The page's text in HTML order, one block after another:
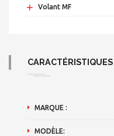
+ Volant MF
MARQUE :
MODÈLE: